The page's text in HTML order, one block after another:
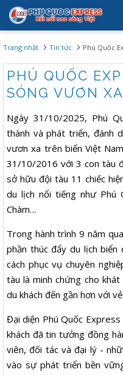
Trang nhất Tin tức Phú Quốc
PHÚ QUỐC
SÓNG VƯƠN XA
Ngày 31/10/2025, Phú
thành và phát triển, đánh
vươn xa trên biển Việt
31/10/2016 với 3 con tàu
sở hữu đội tàu 11 chiếc
du lịch nổi tiếng như Phú
Chàm…
Trong hành trình 9 năm
phần thúc đẩy du lịch
cách phục vụ chuyên
tàu là minh chứng cho
du khách đến gần hơn với
Đại diện Phú Quốc
khách đã tin tưởng đồng
viên, đối tác và đại lý -
vào sự phát triển bền